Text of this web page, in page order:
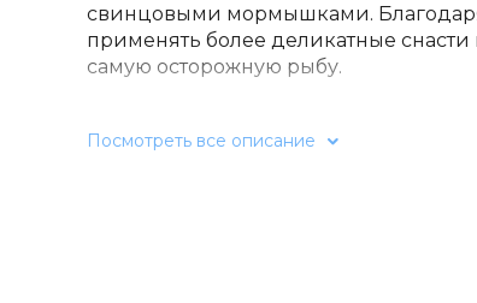
свинцовыми мормышками.
применять более деликатные
самую осторожную рыбу.
Посмотреть все описание